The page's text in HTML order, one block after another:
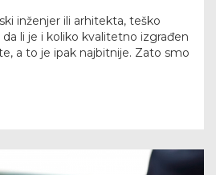
inženjer ili arhitekta, teško
li je i koliko kvalitetno izgrađen
a to je ipak najbitnije. Zato smo